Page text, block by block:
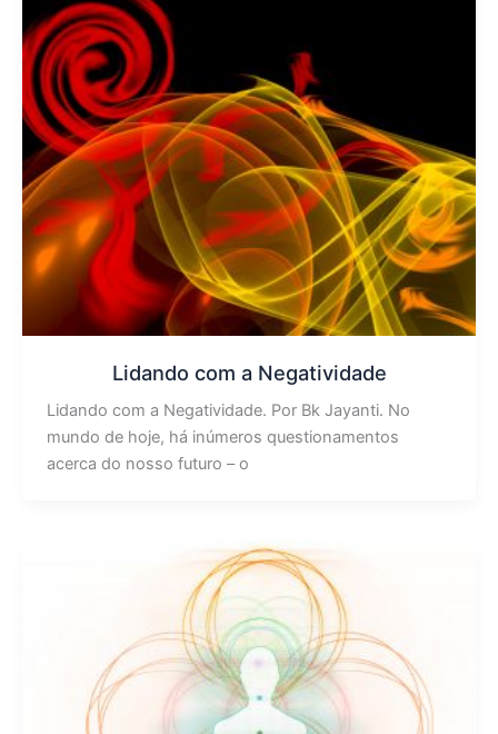
Lidando com a Negatividade
Lidando com a Negatividade. Por Bk Jayanti. No
mundo de hoje, há inúmeros questionamentos
acerca do nosso futuro – o